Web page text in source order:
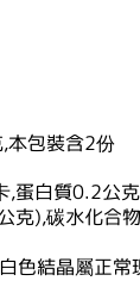
本包裝含2份
,蛋白質0.2公
克),碳水化合
色結晶屬正常